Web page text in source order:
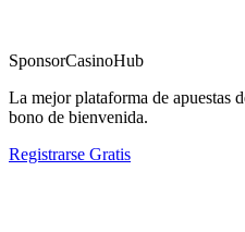
SponsorCasinoHub
La mejor plataforma de apuestas
bono de bienvenida.
Registrarse Gratis